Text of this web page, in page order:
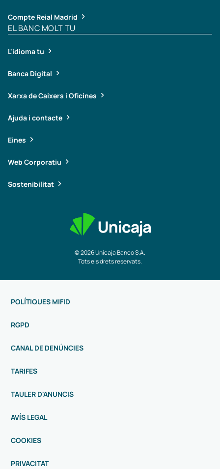
© 2026 Unicaja Banco S.A.
Tots els drets reservats.
Compte Reial Madrid
EL BANC MOLT TU
L'idioma tu
Banca Digital
Xarxa de Caixers i Oficines
Ajuda i contacte
Eines
Web Corporatiu
Sostenibilitat
POLÍTIQUES MIFID
RGPD
CANAL DE DENÚNCIES
TARIFES
TAULER D'ANUNCIS
AVÍS LEGAL
COOKIES
PRIVACITAT